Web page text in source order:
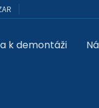
k demontáži